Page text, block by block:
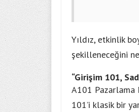
Yıldız, etkinlik
şekilleneceğini
“Girişim 101,
A101 Pazarlama
101’i klasik bir